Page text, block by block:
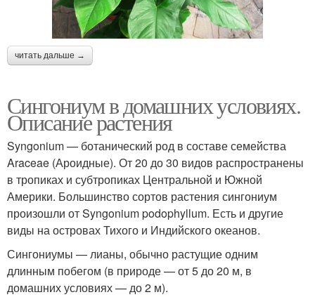
читать дальше →
Сингониум в домашних условиях.
Описание растения
Syngonium — ботанический род в составе семейства
Araceae (Ароидные). От 20 до 30 видов распространены
в тропиках и субтропиках Центральной и Южной
Америки. Большинство сортов растения сингониум
произошли от Syngonium podophyllum. Есть и другие
виды на островах Тихого и Индийского океанов.
Сингониумы — лианы, обычно растущие одним
длинным побегом (в природе — от 5 до 20 м, в
домашних условиях — до 2 м).